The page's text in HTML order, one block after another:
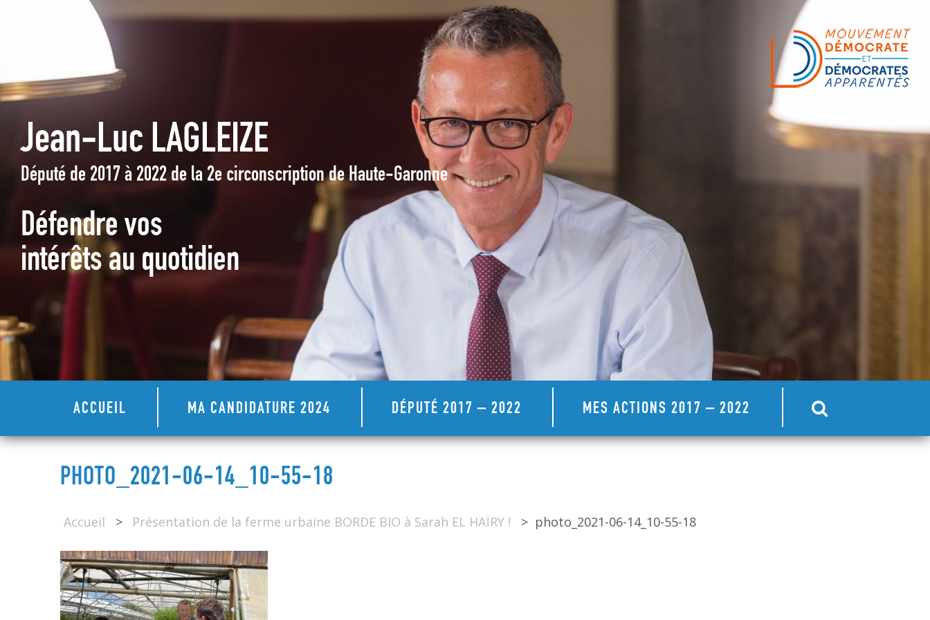
Jean-Luc LAGLEIZE
Député de 2017 à 2022 de la 2e circonscription de Haute-Garonne
Défendre vos
intérêts au quotidien
ACCUEIL MA CANDIDATURE 2024 DÉPUTÉ 2017 – 2022 MES ACTIONS 2017 – 2022
PHOTO_2021-06-14_10-55-18
Accueil > Présentation de la ferme urbaine BORDE BIO à Sarah EL HAÏRY ! > photo_2021-06-14_10-55-18